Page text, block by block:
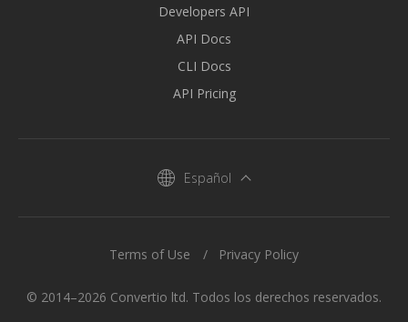
Developers API
API Docs
CLI Docs
API Pricing
Español
© 2014–2026 Convertio ltd. Todos los derechos reservados.
Terms of Use Privacy Policy